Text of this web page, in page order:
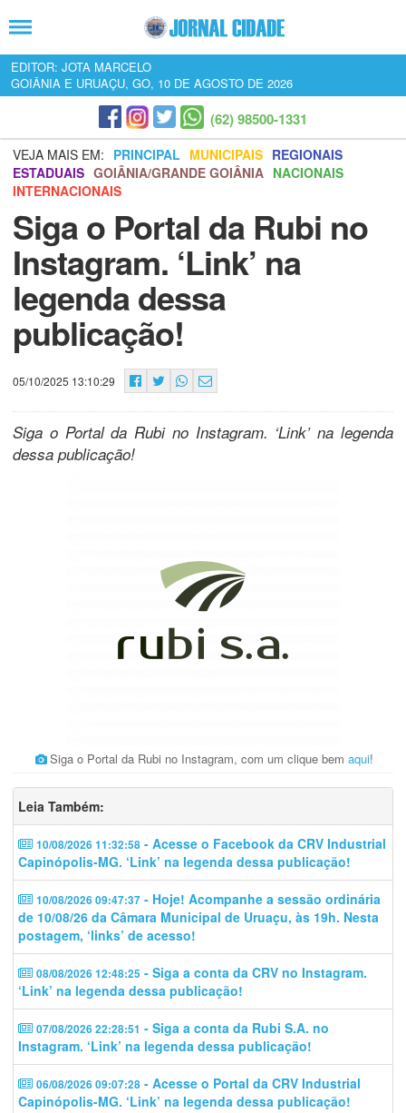
EDITOR: JOTA MARCELO
GOIÂNIA E URUAÇU, GO, 10 DE AGOSTO DE 2026
(62) 98500-1331
VEJA MAIS EM: PRINCIPAL MUNICIPAIS REGIONAIS
ESTADUAIS GOIÂNIA/GRANDE GOIÂNIA NACIONAIS
INTERNACIONAIS
Siga o Portal da Rubi no
Instagram. ‘Link’ na
legenda dessa
publicação!
05/10/2025 13:10:29
Siga o Portal da Rubi no Instagram. ‘Link’ na legenda
dessa publicação!
Siga o Portal da Rubi no Instagram, com um clique bem aqui!
Leia Também:
10/08/2026 11:32:58 - Acesse o Facebook da CRV Industrial
Capinópolis-MG. ‘Link’ na legenda dessa publicação!
10/08/2026 09:47:37 - Hoje! Acompanhe a sessão ordinária
de 10/08/26 da Câmara Municipal de Uruaçu, às 19h. Nesta
postagem, ‘links’ de acesso!
08/08/2026 12:48:25 - Siga a conta da CRV no Instagram.
‘Link’ na legenda dessa publicação!
07/08/2026 22:28:51 - Siga a conta da Rubi S.A. no
Instagram. ‘Link’ na legenda dessa publicação!
06/08/2026 09:07:28 - Acesse o Portal da CRV Industrial
Capinópolis-MG. ‘Link’ na legenda dessa publicação!